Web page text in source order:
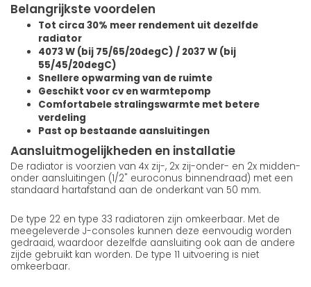
Belangrijkste voordelen
Tot circa 30% meer rendement uit dezelfde
radiator
4073 W (bij 75/65/20degC) / 2037 W (bij
55/45/20degC)
Snellere opwarming van de ruimte
Geschikt voor cv en warmtepomp
Comfortabele stralingswarmte met betere
verdeling
Past op bestaande aansluitingen
Aansluitmogelijkheden en installatie
De radiator is voorzien van 4x zij-, 2x zij-onder- en 2x midden-
onder aansluitingen (1/2" euroconus binnendraad) met een
standaard hartafstand aan de onderkant van 50 mm.
De type 22 en type 33 radiatoren zijn omkeerbaar. Met de
meegeleverde J-consoles kunnen deze eenvoudig worden
gedraaid, waardoor dezelfde aansluiting ook aan de andere
zijde gebruikt kan worden. De type 11 uitvoering is niet
omkeerbaar.